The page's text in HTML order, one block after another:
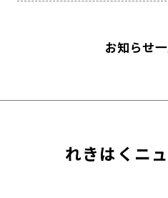
お知らせ
れきはくニ